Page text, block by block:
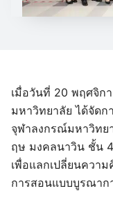
เมื่อวันที่ 20 พฤศจิ
มหาวิทยาลัย ได้จัด
จุฬาลงกรณ์มหาวิทย
ฤษ มงคลนาวิน ชั้น
เพื่อแลกเปลี่ยนความ
การสอนแบบบูรณาก